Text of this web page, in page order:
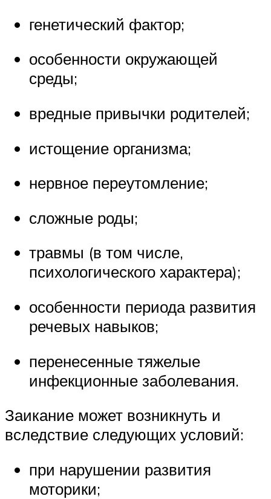
генетический фактор;
особенности окружающей
среды;
вредные привычки родителей;
истощение организма;
нервное переутомление;
сложные роды;
травмы (в том числе,
психологического характера);
особенности периода развития
речевых навыков;
перенесенные тяжелые
инфекционные заболевания.
Заикание может возникнуть и
вследствие следующих условий:
при нарушении развития
моторики;